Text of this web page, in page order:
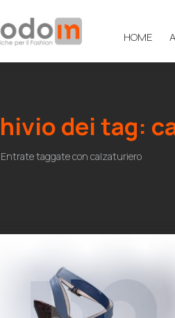
HOME
dei tag:
Entrate taggate con calzaturiero